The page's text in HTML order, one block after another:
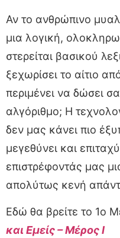
Αν το ανθρώπινο
μια λογική,
στερείται βασικού
ξεχωρίσει το αίτιο
περιμένει να δώσει
αλγόριθμο; Η
δεν μας κάνει πιο
μεγεθύνει και
επιστρέφοντάς μας
απολύτως κενή
Εδώ θα βρείτε το 1ο
και Εμείς – Μέρος I